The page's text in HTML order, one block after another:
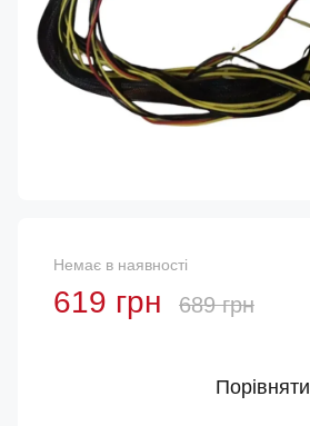
Немає в наявності
619 грн 689 грн
Порівняти